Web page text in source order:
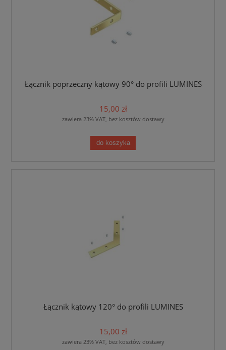
Łącznik poprzeczny kątowy 90° do profili LUMINES
15,00 zł
zawiera 23% VAT, bez kosztów dostawy
do koszyka
Łącznik kątowy 120° do profili LUMINES
15,00 zł
zawiera 23% VAT, bez kosztów dostawy